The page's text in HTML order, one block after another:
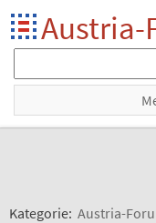
Austria-
Kategorie: Austria-